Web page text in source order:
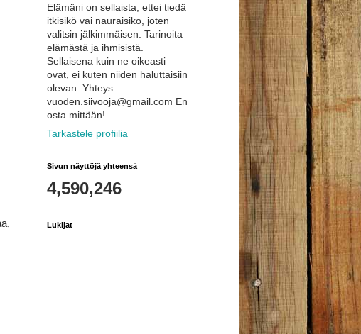
Elämäni on sellaista, ettei tiedä
itkisikö vai nauraisiko, joten
valitsin jälkimmäisen. Tarinoita
elämästä ja ihmisistä.
Sellaisena kuin ne oikeasti
ovat, ei kuten niiden haluttaisiin
olevan. Yhteys:
vuoden.siivooja@gmail.com En
osta mittään!
Tarkastele profiilia
Sivun näyttöjä yhteensä
4,590,246
Lukijat